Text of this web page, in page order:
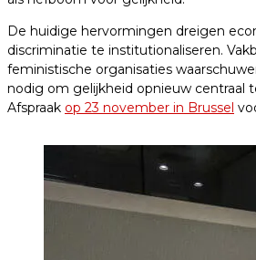
De huidige hervormingen dreigen
discriminatie te institutionaliseren.
feministische organisaties
nodig om gelijkheid opnieuw centraal
Afspraak op 23 november in Brussel